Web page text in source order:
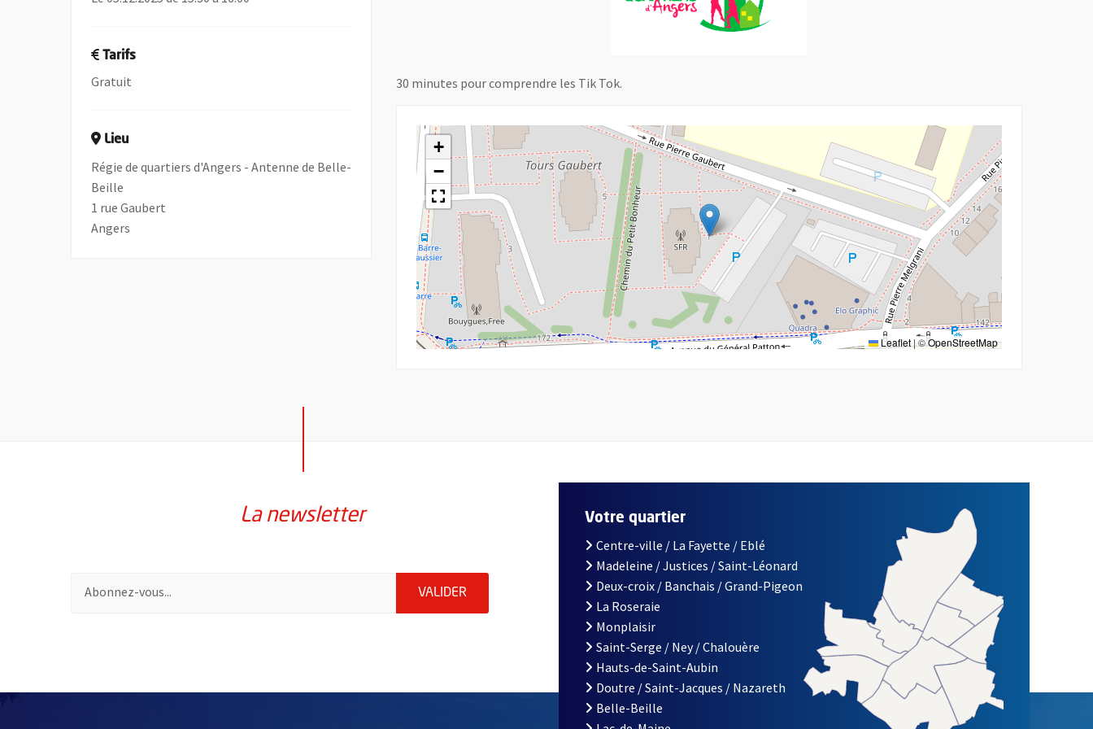
30 minutes pour comprendre les Tik Tok.
+
−
Leaflet | ©OpenStreetMap
Tarifs
Gratuit
Lieu
Régie de quartiers d'Angers - Antenne de Belle-
Beille
1 rue Gaubert
Angers
La newsletter
Pour vous inscrire à la lettre d'information de la ville d'Angers, indiquez votre email (champ obligatoire)
VALIDER ENVOYER MA DEMANDE D'INSCRIPTION À LA LETTRE D'INFORMATION DE LA VILLE D'ANGERS
Votre quartier
Centre-ville / La Fayette / Eblé
Madeleine / Justices / Saint-Léonard
Deux-croix / Banchais / Grand-Pigeon
La Roseraie
Monplaisir
Saint-Serge / Ney / Chalouère
Hauts-de-Saint-Aubin
Doutre / Saint-Jacques / Nazareth
Belle-Beille